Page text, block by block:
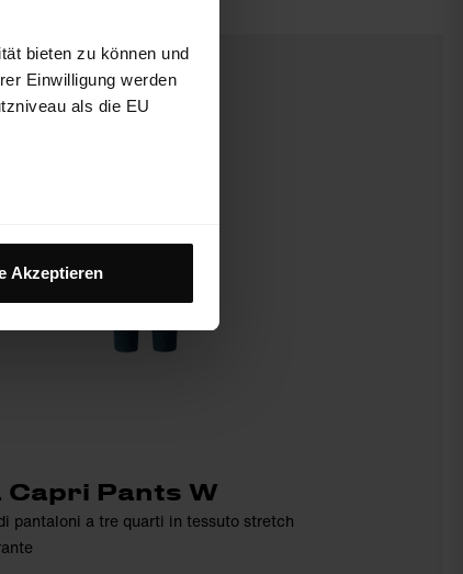
bieten zu können und
Einwilligung werden
als die EU
Akzeptieren
Capri Pants W
pantaloni a tre quarti in tessuto stretch